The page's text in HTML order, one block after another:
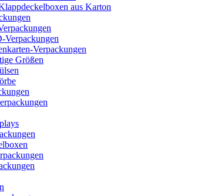
aus Karton
Verpackungen
Verpackungen
Größen